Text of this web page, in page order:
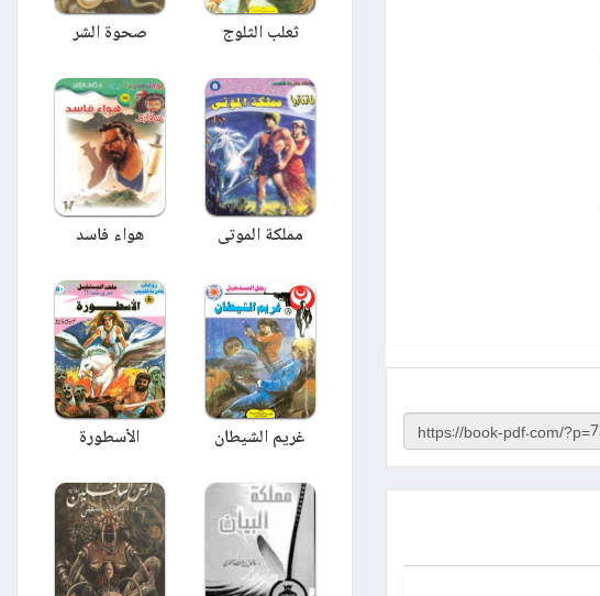
ثعلب الثلوج صحوة الشر
مملكة الموتى هواء فاسد
غريم الشيطان الأسطورة